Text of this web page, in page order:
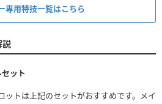
専用特技一覧はこちら
説
ット
ットは上記のセットがおすすめです。メイ